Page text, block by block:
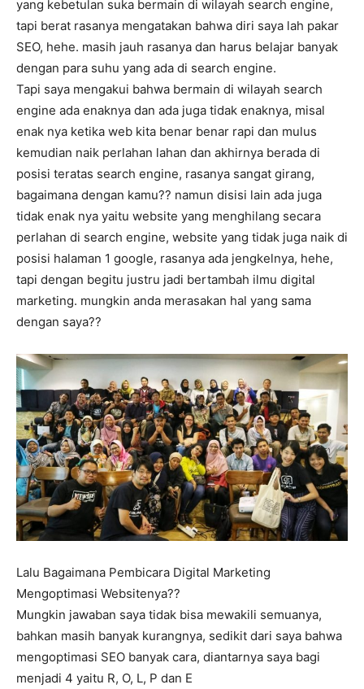
yang kebetulan suka bermain di wilayah search engine,
tapi berat rasanya mengatakan bahwa diri saya lah pakar
SEO, hehe. masih jauh rasanya dan harus belajar banyak
dengan para suhu yang ada di search engine.
Tapi saya mengakui bahwa bermain di wilayah search
engine ada enaknya dan ada juga tidak enaknya, misal
enak nya ketika web kita benar benar rapi dan mulus
kemudian naik perlahan lahan dan akhirnya berada di
posisi teratas search engine, rasanya sangat girang,
bagaimana dengan kamu?? namun disisi lain ada juga
tidak enak nya yaitu website yang menghilang secara
perlahan di search engine, website yang tidak juga naik di
posisi halaman 1 google, rasanya ada jengkelnya, hehe,
tapi dengan begitu justru jadi bertambah ilmu digital
marketing. mungkin anda merasakan hal yang sama
dengan saya??
Lalu Bagaimana Pembicara Digital Marketing
Mengoptimasi Websitenya??
Mungkin jawaban saya tidak bisa mewakili semuanya,
bahkan masih banyak kurangnya, sedikit dari saya bahwa
mengoptimasi SEO banyak cara, diantarnya saya bagi
menjadi 4 yaitu R, O, L, P dan E